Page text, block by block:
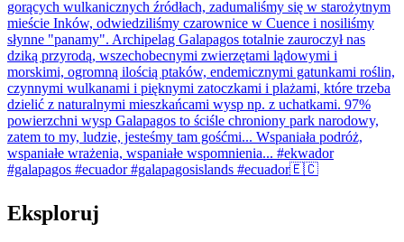
Eksploruj